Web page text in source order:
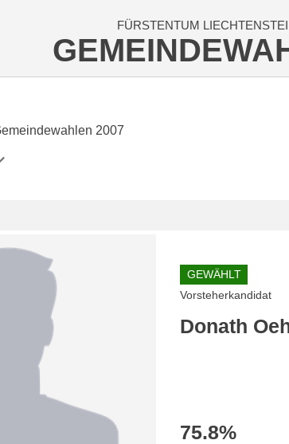
FÜRSTENTUM
2007
GEWÄHLT
Vorsteherkandidat
Donath
75.8%